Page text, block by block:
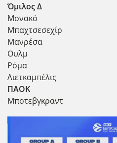
Όμιλος Δ
Μονακό
Μπαχτσεσεχίρ
Μανρέσα
Ουλμ
Ρόμα
Λιετκαμπέλις
ΠΑΟΚ
Μποτεβγκραντ